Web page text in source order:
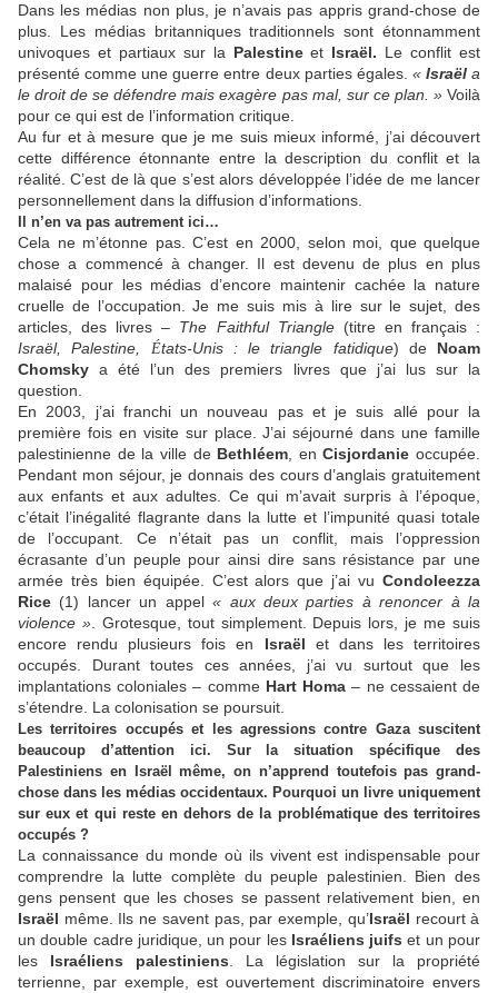
Dans les médias non plus, je n’avais pas appris grand-chose de
plus. Les médias britanniques traditionnels sont étonnamment
univoques et partiaux sur la Palestineet Israël. Le conflit est
présenté comme une guerre entre deux parties égales. « Israëla
le droit de se défendre mais exagère pas mal, sur ce plan. »Voilà
pour ce qui est de l’information critique.
Au fur et à mesure que je me suis mieux informé, j’ai découvert
cette différence étonnante entre la description du conflit et la
réalité. C’est de là que s’est alors développée l’idée de me lancer
personnellement dans la diffusion d’informations.
Il n’en va pas autrement ici…
Cela ne m’étonne pas. C’est en 2000, selon moi, que quelque
chose a commencé à changer. Il est devenu de plus en plus
malaisé pour les médias d’encore maintenir cachée la nature
cruelle de l’occupation. Je me suis mis à lire sur le sujet, des
articles, des livres – The Faithful Triangle(titre en français :
Israël, Palestine, États-Unis : le triangle fatidique) de Noam
Chomsky a été l’un des premiers livres que j’ai lus sur la
question.
En 2003, j’ai franchi un nouveau pas et je suis allé pour la
première fois en visite sur place. J’ai séjourné dans une famille
palestinienne de la ville de Bethléem , enCisjordanie occupée.
Pendant mon séjour, je donnais des cours d’anglais gratuitement
aux enfants et aux adultes. Ce qui m’avait surpris à l’époque,
c’était l’inégalité flagrante dans la lutte et l’impunité quasi totale
de l’occupant. Ce n’était pas un conflit, mais l’oppression
écrasante d’un peuple pour ainsi dire sans résistance par une
armée très bien équipée. C’est alors que j’ai vu Condoleezza
Rice (1) lancer un appel« aux deux parties à renoncer à la
violence ». Grotesque, tout simplement. Depuis lors, je me suis
encore rendu plusieurs fois en Israël et dans les territoires
occupés. Durant toutes ces années, j’ai vu surtout que les
implantations coloniales – commeHart Homa – ne cessaient de
s’étendre. La colonisation se poursuit.
Les territoires occupés et les agressions contre Gaza suscitent
beaucoup d’attention ici. Sur la situation spécifique des
Palestiniens en Israël même, on n’apprend toutefois pas grand-
chose dans les médias occidentaux. Pourquoi un livre uniquement
sur eux et qui reste en dehors de la problématique des territoires
occupés ?
La connaissance du monde où ils vivent est indispensable pour
comprendre la lutte complète du peuple palestinien. Bien des
gens pensent que les choses se passent relativement bien, en
Israël même. Ils ne savent pas, par exemple, qu’Israël recourt à
un double cadre juridique, un pour les Israéliens juifs et un pour
les Israéliens palestiniens . La législation sur la propriété
terrienne, par exemple, est ouvertement discriminatoire envers